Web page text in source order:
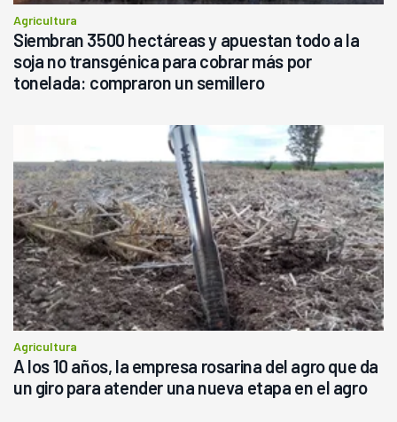
Agricultura
Siembran 3500 hectáreas y apuestan todo a la
soja no transgénica para cobrar más por
tonelada: compraron un semillero
Agricultura
A los 10 años, la empresa rosarina del agro que da
un giro para atender una nueva etapa en el agro